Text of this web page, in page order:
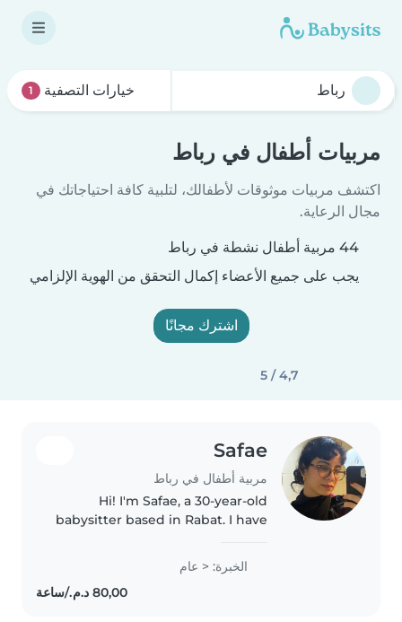
خيارات التصفية 1
مربيات أطفال في رباط
اكتشف مربيات موثوقات لأطفالك، لتلبية كافة احتياجاتك في
مجال الرعاية.
44 مربية أطفال نشطة في رباط
يجب على جميع الأعضاء إكمال التحقق من الهوية الإلزامي
اشترك مجانًا
4,7 / 5
Safae
مربية أطفال في رباط
Hi! I'm Safae, a 30-year-old
babysitter based in Rabat. I have
aged 18 months to 6 years
through my role as an Art
Therapy Assistant, where I
الخبرة: < عام